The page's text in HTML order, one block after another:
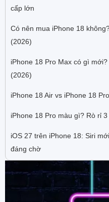
cấp lớn
Có nên mua iPhone 18
(2026)
iPhone 18 Pro Max có gì
(2026)
iPhone 18 Air vs iPhone 18
iPhone 18 Pro màu gì? Rò rỉ
iOS 27 trên iPhone 18: Siri
đáng chờ